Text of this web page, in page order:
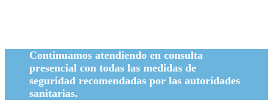
Continuamos atendiendo en consulta
presencial con todas las medidas de
seguridad recomendadas por las autoridades
sanitarias.